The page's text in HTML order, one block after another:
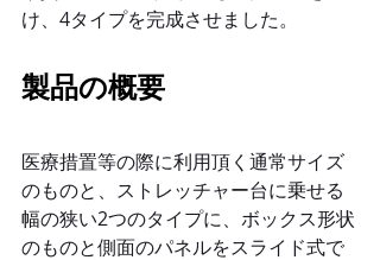
け、4タイプを完成させました。
製品の概要
医療措置等の際に利用頂く通常サイズ
のものと、ストレッチャー台に乗せる
幅の狭い2つのタイプに、ボックス形状
のものと側面のパネルをスライド式で